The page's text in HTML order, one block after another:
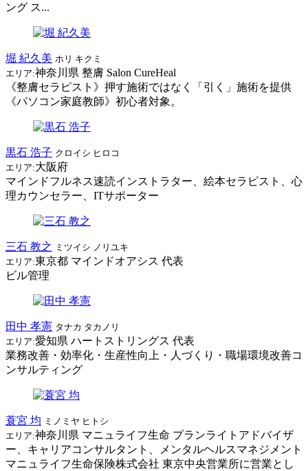
ング ス...
堀 紀久美 ホリ キクミ
エリア:神奈川県 整膚 Salon CureHeal
《整膚セラピスト》押す施術ではなく「引く」施術を提供
《パソコン家庭教師》初心者対象。
黒石 浩子 クロイシ ヒロコ
エリア:大阪府
マインドフルネス速読インストラター、絵本セラピスト、心
理カウンセラー、ITサポーター
三石 教之 ミツイシ ノリユキ
エリア:東京都 マインドオアシス 代表
ビル管理
田中 孝憲 タナカ タカノリ
エリア:愛知県 ハートストリングス 代表
業務改善・効率化・生産性向上・人づくり・職場環境改善コ
ンサルティング
蓑宮 均 ミノミヤ ヒトシ
エリア:神奈川県 マニュライフ生命 プランライトアドバイザ
ー、キャリアコンサルタント、メンタルヘルスマネジメント
マニュライフ生命保険株式会社 東京中央営業所に営業とし